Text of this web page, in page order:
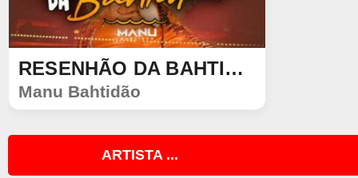
ÁLBUM
1804
452
RESENHÃO DA BAHTIDÃO
Manu Bahtidão
ARTISTA ...